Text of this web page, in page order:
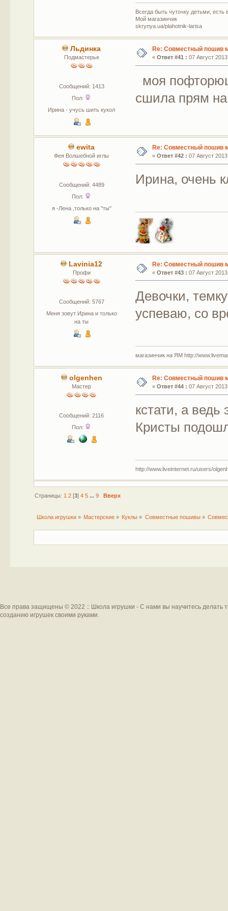
Всегда быть чуточку детьми,
Мой магазинчик
skrynya.ua/plahotnik-larisa
Льдинка
Подмастерье
Сообщений: 1413
Пол:
Ирина - учусь шить кукол
Re: Совместный пошив
« Ответ #41 : 07 Август
моя
сшила прям
ewita
Фея Волшебной иглы
Сообщений: 4489
Пол:
я -Лена ,только на "ты"
Re: Совместный пошив
« Ответ #42 : 07 Август
Ирина, очень
Lavinia12
Профи
Сообщений: 5767
Меня зовут Ирина и только
на ты
Re: Совместный пошив
« Ответ #43 : 07 Август
Девочки,
успеваю, со
магазинчик на ЯМ http://
olgenhen
Мастер
Сообщений: 2116
Пол:
Re: Совместный пошив
« Ответ #44 : 07 Август
кстати, а
Кристы
http://www.liveinternet.ru/users/
Страницы: 1 2[3] 4 5 ... 9 Вверх
Школа игрушки» Мастерские » Куклы » Совместные пошивы»
Все права защищены © 2022 :: Школа игрушки - С нами вы научитесь делать
созданию игрушек своими руками.